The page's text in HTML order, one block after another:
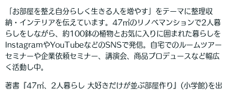
「お部屋を整え自分らしく生きる人を増やす」をテーマに整理収
納・インテリアを伝えています。47㎡のリノベマンションで2人暮
らしをしながら、約100鉢の植物とお気に入りに囲まれた暮らしを
InstagramやYouTubeなどのSNSで発信。自宅でのルームツアー
セミナーや企業依頼セミナー、講演会、商品プロデュースなど幅広
く活動し中。
著書『47㎡、2人暮らし 大好きだけが並ぶ部屋作り』(小学館)を出